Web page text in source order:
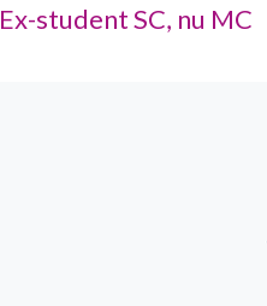
Ex-student SC, nu MC